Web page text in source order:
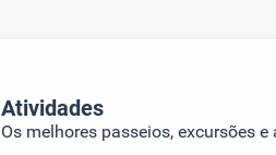
Atividades
Os melhores passeios, excursões e